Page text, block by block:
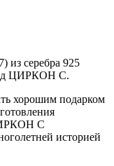
из серебра 925
ЦИРКОН С.
хорошим подарком
С
историей